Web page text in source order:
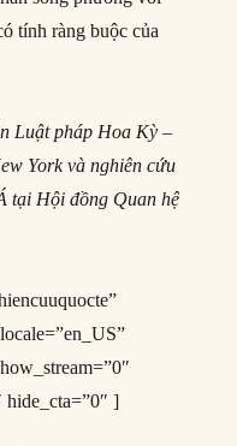
tính ràng buộc của
Luật pháp Hoa Kỳ –
York và nghiên cứu
tại Hội đồng Quan hệ
hide_cta=”0″ ]